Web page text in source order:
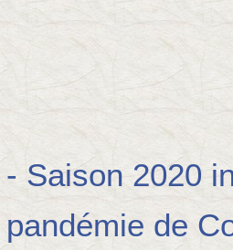
- Saison 2020
pandémie de